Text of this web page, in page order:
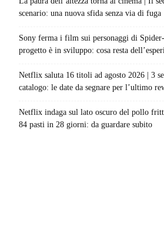
scenario: una nuova sfida senza via di fuga
Sony ferma i film sui personaggi di
progetto è in sviluppo: cosa resta
Netflix saluta 16 titoli ad agosto 2026 | 3
catalogo: le date da segnare per l’ultimo
Netflix indaga sul lato oscuro del pollo
84 pasti in 28 giorni: da guardare subito